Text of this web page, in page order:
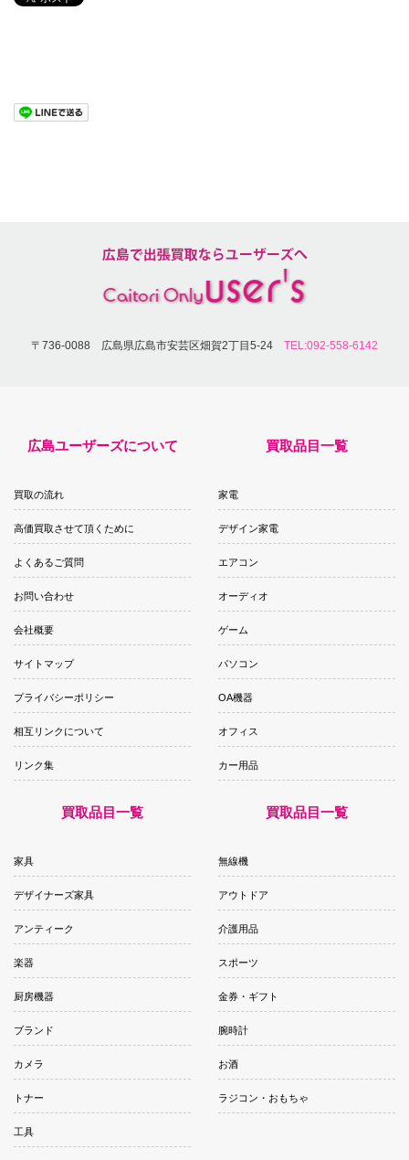
〒736-0088 広島県広島市安芸区畑賀2丁目5-24 TEL:092-558-6142
広島ユーザーズについて
買取の流れ
高価買取させて頂くために
よくあるご質問
お問い合わせ
会社概要
サイトマップ
プライバシーポリシー
相互リンクについて
リンク集
買取品目一覧
家電
デザイン家電
エアコン
オーディオ
ゲーム
パソコン
OA機器
オフィス
カー用品
買取品目一覧
家具
デザイナーズ家具
アンティーク
楽器
厨房機器
ブランド
カメラ
トナー
工具
買取品目一覧
無線機
アウトドア
介護用品
スポーツ
金券・ギフト
腕時計
お酒
ラジコン・おもちゃ